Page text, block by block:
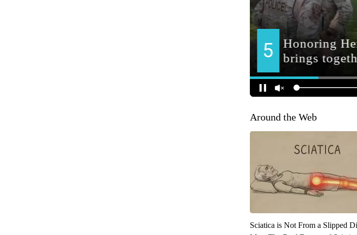
Around the Web
Sciatica is Not From a Slipped